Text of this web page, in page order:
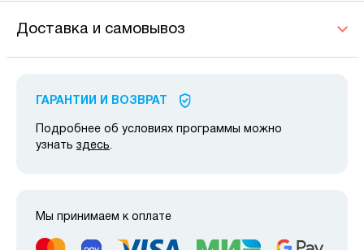
Доставка и самовывоз
ГАРАНТИИ И ВОЗВРАТ
Подробнее об условиях программы можно
узнать здесь.
Мы принимаем к оплате